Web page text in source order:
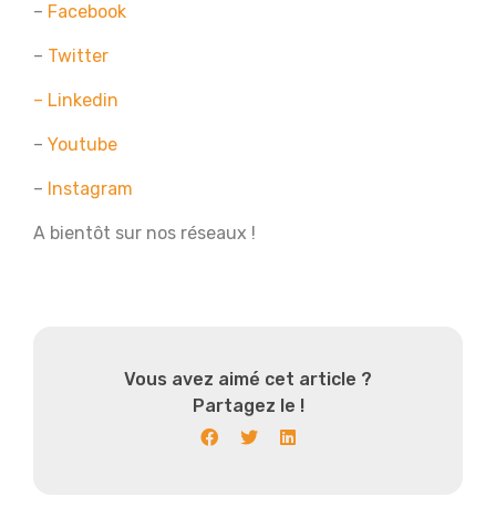
– Facebook
– Twitter
– Linkedin
– Youtube
– Instagram
A bientôt sur nos réseaux !
Vous avez aimé cet article ?
Partagez le !